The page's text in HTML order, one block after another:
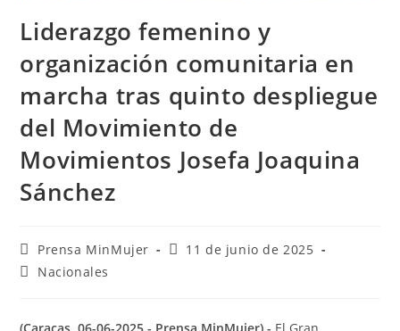
Liderazgo femenino y
organización comunitaria en
marcha tras quinto despliegue
del Movimiento de
Movimientos Josefa Joaquina
Sánchez
Prensa MinMujer
11 de junio de 2025
Nacionales